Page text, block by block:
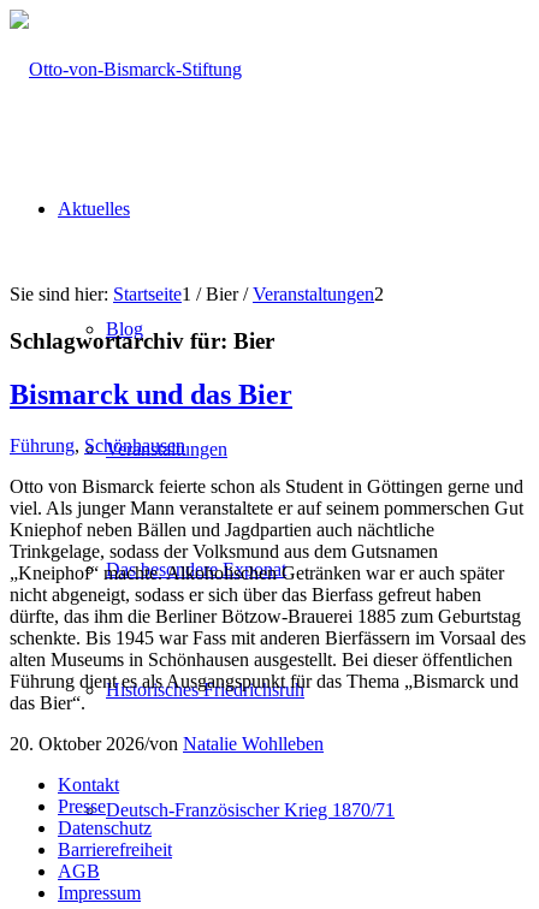
Aktuelles
Blog
Veranstaltungen
Das besondere Exponat
Historisches Friedrichsruh
Deutsch-Französischer Krieg 1870/71
Sie sind hier: Startseite1 / Bier / Veranstaltungen2
Schlagwortarchiv für: Bier
Bismarck und das Bier
Führung, Schönhausen
Otto von Bismarck feierte schon als Student in Göttingen gerne und
viel. Als junger Mann veranstaltete er auf seinem pommerschen Gut
Kniephof neben Bällen und Jagdpartien auch nächtliche
Trinkgelage, sodass der Volksmund aus dem Gutsnamen
„Kneiphof“ machte. Alkoholischen Getränken war er auch später
nicht abgeneigt, sodass er sich über das Bierfass gefreut haben
dürfte, das ihm die Berliner Bötzow-Brauerei 1885 zum Geburtstag
schenkte. Bis 1945 war Fass mit anderen Bierfässern im Vorsaal des
alten Museums in Schönhausen ausgestellt. Bei dieser öffentlichen
Führung dient es als Ausgangspunkt für das Thema „Bismarck und
das Bier“.
20. Oktober 2026/von Natalie Wohlleben
Kontakt
Presse
Datenschutz
Barrierefreiheit
AGB
Impressum